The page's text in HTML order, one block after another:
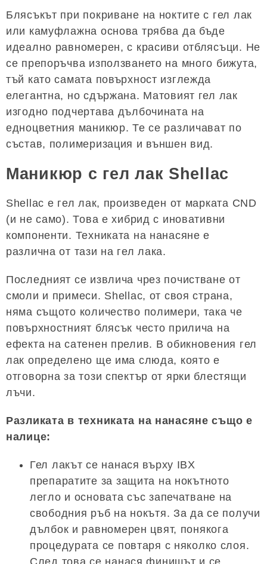
Блясъкът при покриване на ноктите с гел лак
или камуфлажна основа трябва да бъде
идеално равномерен, с красиви отблясъци. Не
се препоръчва използването на много бижута,
тъй като самата повърхност изглежда
елегантна, но сдържана. Матовият гел лак
изгодно подчертава дълбочината на
едноцветния маникюр. Те се различават по
състав, полимеризация и външен вид.
Маникюр с гел лак Shellac
Shellac е гел лак, произведен от марката CND
(и не само). Това е хибрид с иновативни
компоненти. Техниката на нанасяне е
различна от тази на гел лака.
Последният се извлича чрез почистване от
смоли и примеси. Shellac, от своя страна,
няма същото количество полимери, така че
повърхностният блясък често прилича на
ефекта на сатенен прелив. В обикновения гел
лак определено ще има слюда, която е
отговорна за този спектър от ярки блестящи
лъчи.
Разликата в техниката на нанасяне също е
налице:
Гел лакът се нанася върху IBX
препаратите за защита на нокътното
легло и основата със запечатване на
свободния ръб на нокътя. За да се получи
дълбок и равномерен цвят, понякога
процедурата се повтаря с няколко слоя.